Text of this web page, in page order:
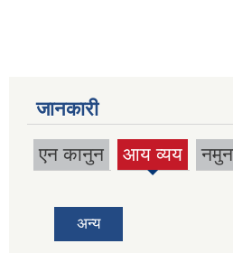
जानकारी
एन कानुन आय व्यय
(active
अन्य